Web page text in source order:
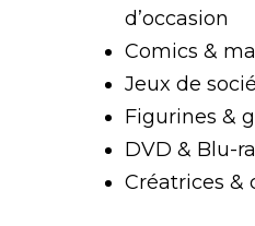
d’occasion
Comics &
Jeux de
Figurines &
DVD & Blu-
Créatrices &